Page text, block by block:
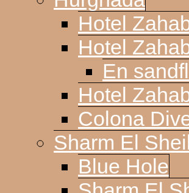
Hotel
Hotel
En
Hotel
Colona
Sharm El
Blue Hole